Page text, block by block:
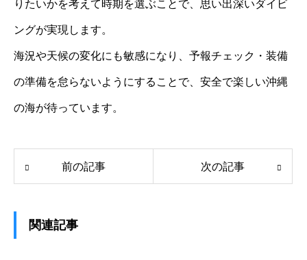
りたいかを考えて時期を選ぶことで、思い出深いダイビ
ングが実現します。
海況や天候の変化にも敏感になり、予報チェック・装備
の準備を怠らないようにすることで、安全で楽しい沖縄
の海が待っています。
前の記事 次の記事
関連記事